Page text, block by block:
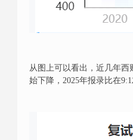
从图上可以看出，近几年西
始下降，2025年报录比在